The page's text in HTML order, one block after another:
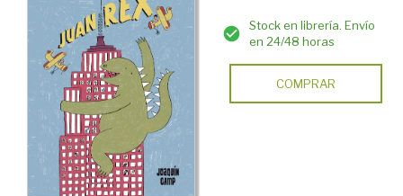
Stock en librería. Envío
en 24/48 horas
COMPRAR